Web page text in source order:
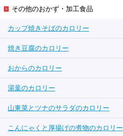
その他のおかず・加工食品
カップ焼きそばのカロリー
焼き豆腐のカロリー
おからのカロリー
湯葉のカロリー
山東菜とツナのサラダのカロリー
こんにゃくと厚揚げの煮物のカロリー